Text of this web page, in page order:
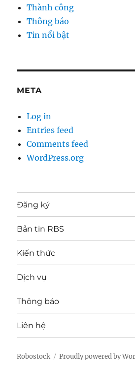
Thành công
Thông báo
Tin nổi bật
META
Log in
Entries feed
Comments feed
WordPress.org
Đăng ký
Bản tin RBS
Kiến thức
Dịch vụ
Thông báo
Liên hệ
Robostock Proudly powered by